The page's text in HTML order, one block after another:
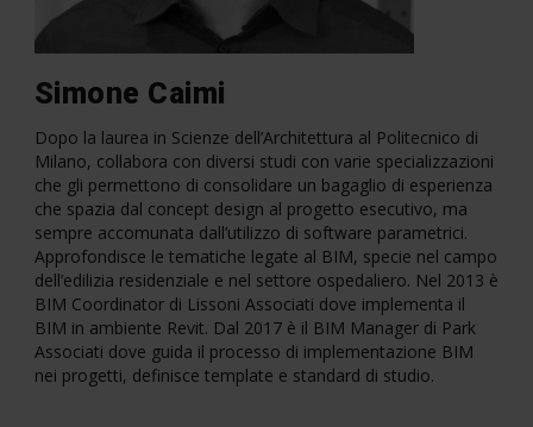
Simone Caimi
Dopo la laurea in Scienze dell’Architettura al Politecnico di
Milano, collabora con diversi studi con varie specializzazioni
che gli permettono di consolidare un bagaglio di esperienza
che spazia dal concept design al progetto esecutivo, ma
sempre accomunata dall’utilizzo di software parametrici.
Approfondisce le tematiche legate al BIM, specie nel campo
dell’edilizia residenziale e nel settore ospedaliero. Nel 2013 è
BIM Coordinator di Lissoni Associati dove implementa il
BIM in ambiente Revit. Dal 2017 è il BIM Manager di Park
Associati dove guida il processo di implementazione BIM
nei progetti, definisce template e standard di studio.